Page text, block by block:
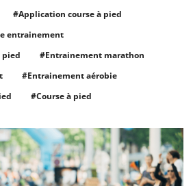
#Application course à pied
entrainement
pied
#Entrainement marathon
#Entrainement aérobie
#Course à pied